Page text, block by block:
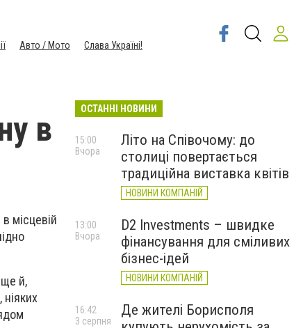
Авто / Мото Слава Україні!
в
місцевій
ще й,
ОСТАННІ НОВИНИ
Літо на Співочому: до
столиці повертається
традиційна виставка квітів
НОВИНИ КОМПАНІЙ
15:00
Вчора
D2 Investments – швидке
фінансування для сміливих
бізнес-ідей
НОВИНИ КОМПАНІЙ
13:00
Вчора
Де жителі Борисполя
16:42
3 серпня